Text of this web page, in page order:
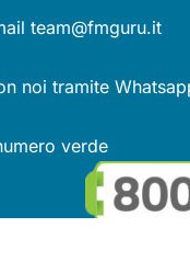
team@fmguru.it
noi tramite
verde